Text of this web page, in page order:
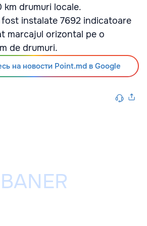
drumuri locale.
instalate 7692 indicatoare
marcajul orizontal pe o
de drumuri.
на новости Point.md в Google